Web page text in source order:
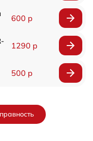
600 р
1290 р
500 р